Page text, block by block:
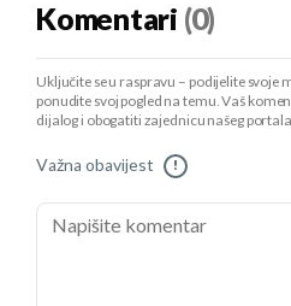
Komentari (0)
Uključite se u raspravu – podijelite svoje
ponudite svoj pogled na temu. Vaš
dijalog i obogatiti zajednicu našeg
Važna obavijest !